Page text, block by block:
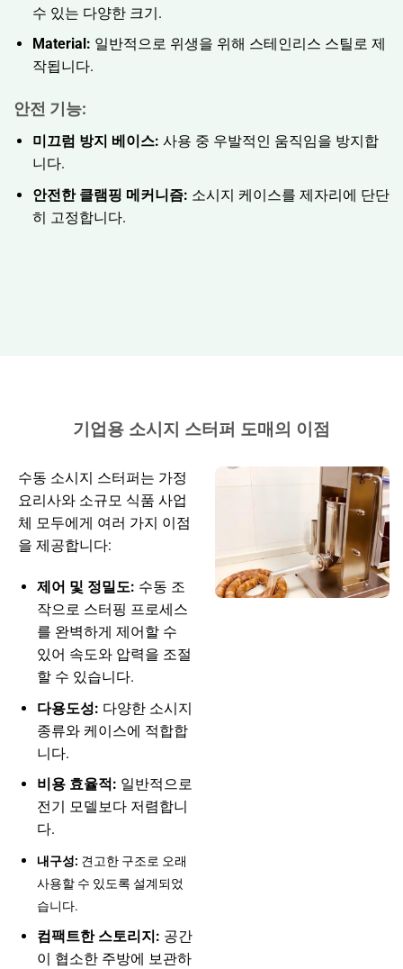
수 있는 다양한 크기.
Material: 일반적으로 위생을 위해 스테인리스 스틸로 제
작됩니다.
안전 기능:
미끄럼 방지 베이스: 사용 중 우발적인 움직임을 방지합
니다.
안전한 클램핑 메커니즘: 소시지 케이스를 제자리에 단단
히 고정합니다.
기업용 소시지 스터퍼 도매의 이점
수동 소시지 스터퍼는 가정
요리사와 소규모 식품 사업
체 모두에게 여러 가지 이점
을 제공합니다:
제어 및 정밀도: 수동 조
작으로 스터핑 프로세스
를 완벽하게 제어할 수
있어 속도와 압력을 조절
할 수 있습니다.
다용도성: 다양한 소시지
종류와 케이스에 적합합
니다.
비용 효율적: 일반적으로
전기 모델보다 저렴합니
다.
내구성: 견고한 구조로 오래
사용할 수 있도록 설계되었
습니다.
컴팩트한 스토리지: 공간
이 협소한 주방에 보관하